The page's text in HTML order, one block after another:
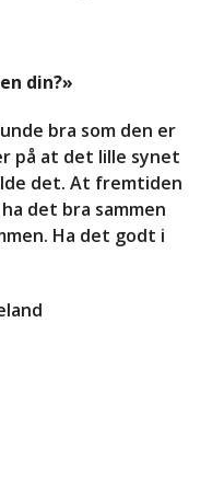
din?»
bra som den er
på at det lille synet
det. At fremtiden
det bra sammen
Ha det godt i